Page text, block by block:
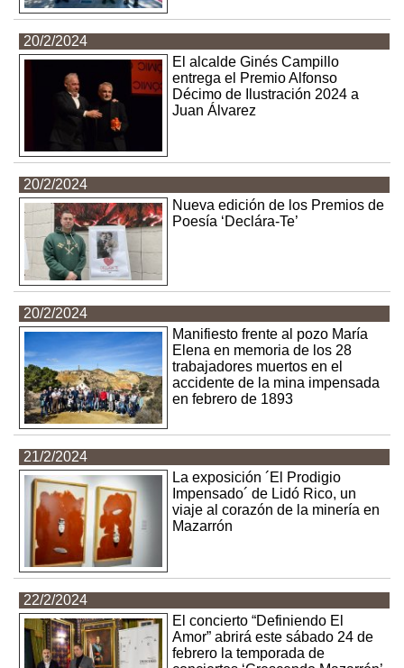
20/2/2024
El alcalde Ginés Campillo
entrega el Premio Alfonso
Décimo de Ilustración 2024 a
Juan Álvarez
20/2/2024
Nueva edición de los Premios de
Poesía ‘Declára-Te’
20/2/2024
Manifiesto frente al pozo María
Elena en memoria de los 28
trabajadores muertos en el
accidente de la mina impensada
en febrero de 1893
21/2/2024
La exposición ´El Prodigio
Impensado´ de Lidó Rico, un
viaje al corazón de la minería en
Mazarrón
22/2/2024
El concierto “Definiendo El
Amor” abrirá este sábado 24 de
febrero la temporada de